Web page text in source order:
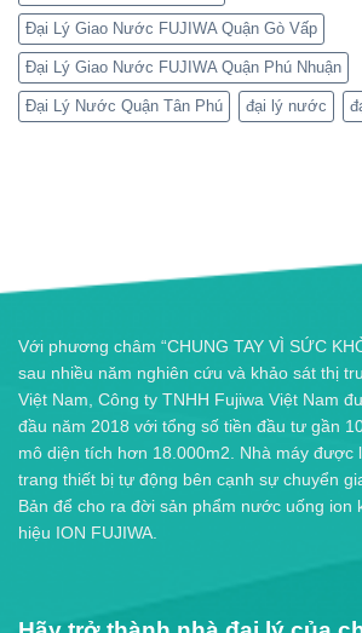
Đại Lý Giao Nước FUJIWA Quận Gò Vấp
Đại Lý Giao Nước FUJIWA Quận Phú Nhuận
Đại Lý Nước Quận Tân Phú đại lý nước
Với phương châm “CHUNG TAY VÌ SỨC
sau nhiều năm nghiên cứu và khảo sát thị
Việt Nam, Công ty TNHH Fujiwa Việt Nam
đầu năm 2018 với tổng số tiền đầu tư gần
mô diện tích hơn 18.000m2. Nhà máy được
trang thiết bị tự động bên cạnh sự chuyển
Bản để cho ra đời sản phẩm nước uống ion
hiệu ION FUJIWA.